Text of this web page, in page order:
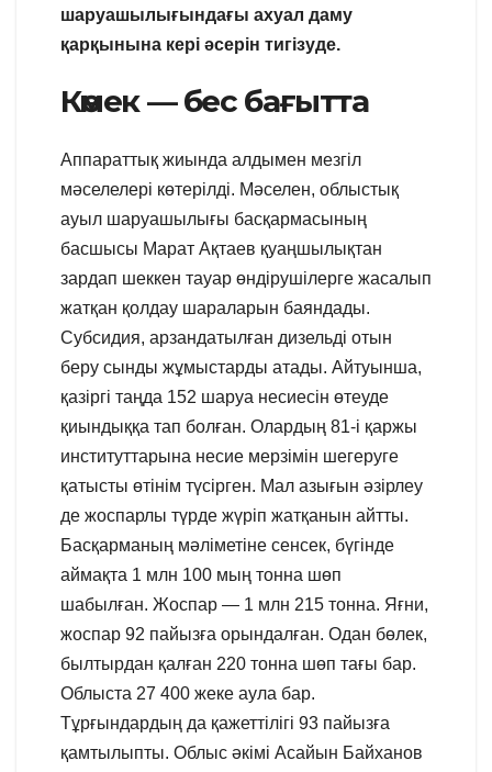
шаруашылығындағы ахуал даму
қарқынына кері әсерін тигізуде.
Көмек — бес бағытта
Аппараттық жиында алдымен мезгіл
мәселелері көтерілді. Мәселен, облыстық
ауыл шаруашылығы басқармасының
басшысы Марат Ақтаев қуаңшылықтан
зардап шеккен тауар өндірушілерге жасалып
жатқан қолдау шараларын баяндады.
Субсидия, арзандатылған дизельді отын
беру сынды жұмыстарды атады. Айтуынша,
қазіргі таңда 152 шаруа несиесін өтеуде
қиындыққа тап болған. Олардың 81-і қаржы
институттарына несие мерзімін шегеруге
қатысты өтінім түсірген. Мал азығын әзірлеу
де жоспарлы түрде жүріп жатқанын айтты.
Басқарманың мәліметіне сенсек, бүгінде
аймақта 1 млн 100 мың тонна шөп
шабылған. Жоспар — 1 млн 215 тонна. Яғни,
жоспар 92 пайызға орындалған. Одан бөлек,
былтырдан қалған 220 тонна шөп тағы бар.
Облыста 27 400 жеке аула бар.
Тұрғындардың да қажеттілігі 93 пайызға
қамтылыпты. Облыс әкімі Асайын Байханов